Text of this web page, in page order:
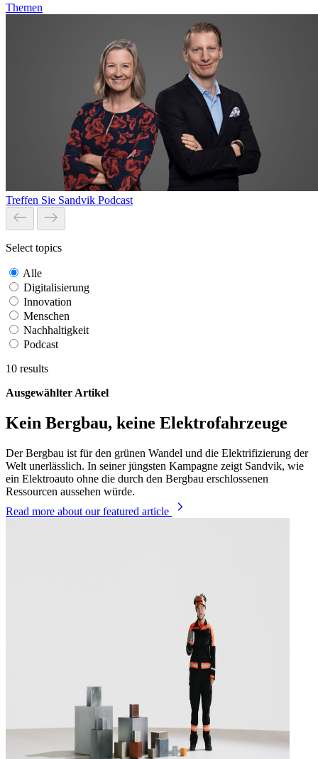
Themen
Treffen Sie Sandvik Podcast
Select topics
Alle
Digitalisierung
Innovation
Menschen
Nachhaltigkeit
Podcast
10 results
Ausgewählter Artikel
Kein Bergbau, keine Elektrofahrzeuge
Der Bergbau ist für den grünen Wandel und die Elektrifizierung der
Welt unerlässlich. In seiner jüngsten Kampagne zeigt Sandvik, wie
ein Elektroauto ohne die durch den Bergbau erschlossenen
Ressourcen aussehen würde.
Read more about our featured article